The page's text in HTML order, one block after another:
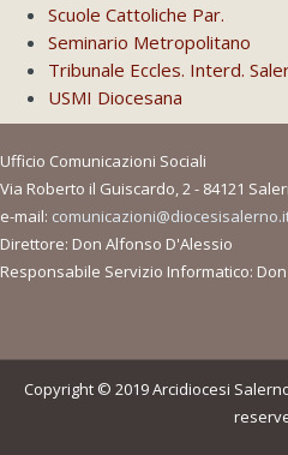
Scuole Cattoliche Par.
Seminario Metropolitano
Tribunale Eccles. Interd.
USMI Diocesana
Ufficio Comunicazioni Sociali
Via Roberto il Guiscardo, 2 - 84121
e-mail:
Direttore: Don Alfonso D'Alessio
Responsabile Servizio Informatico:
Copyright © 2019 Arcidiocesi